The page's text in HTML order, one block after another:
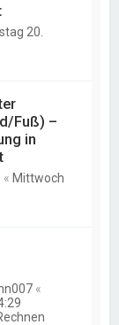
20.
Fuß) –
in
« Mittwoch
«